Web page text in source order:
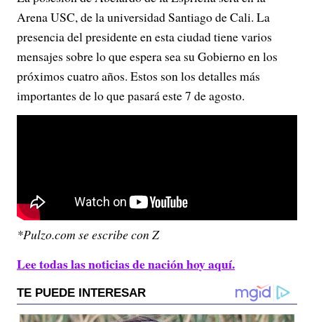
Arena USC, de la universidad Santiago de Cali. La
presencia del presidente en esta ciudad tiene varios
mensajes sobre lo que espera sea su Gobierno en los
próximos cuatro años. Estos son los detalles más
importantes de lo que pasará este 7 de agosto.
*Pulzo.com se escribe con Z
Lee todas las noticias de nación hoy aquí.